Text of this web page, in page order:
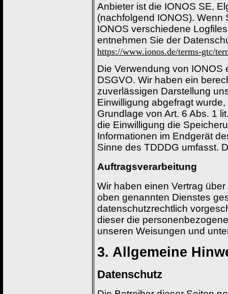
Anbieter ist die IONOS SE,
(nachfolgend IONOS).
IONOS verschiedene
entnehmen Sie der
https://www.ionos.de/terms-gtc/
Die Verwendung von IONOS
DSGVO. Wir haben ein
zuverlässigen Darstellung
Einwilligung abgefragt
Grundlage von Art. 6 Abs. 1
die Einwilligung die
Informationen im Endgerät
Sinne des TDDDG umfasst.
Auftragsverarbeitung
Wir haben einen Vertrag
oben genannten Dienstes
datenschutzrechtlich
dieser die
unseren Weisungen und
3. Allgemeine
Datenschutz